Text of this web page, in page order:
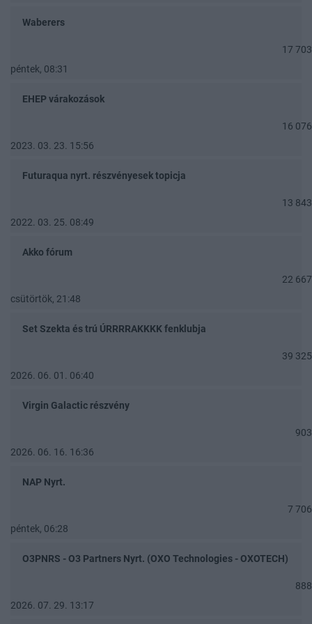
Waberers
17 703
péntek, 08:31
EHEP várakozások
16 076
2023. 03. 23. 15:56
Futuraqua nyrt. részvényesek topicja
13 843
2022. 03. 25. 08:49
Akko fórum
22 667
csütörtök, 21:48
Set Szekta és trú ÚRRRRAKKKK fenklubja
39 325
2026. 06. 01. 06:40
Virgin Galactic részvény
903
2026. 06. 16. 16:36
NAP Nyrt.
7 706
péntek, 06:28
O3PNRS - O3 Partners Nyrt. (OXO Technologies - OXOTECH)
888
2026. 07. 29. 13:17